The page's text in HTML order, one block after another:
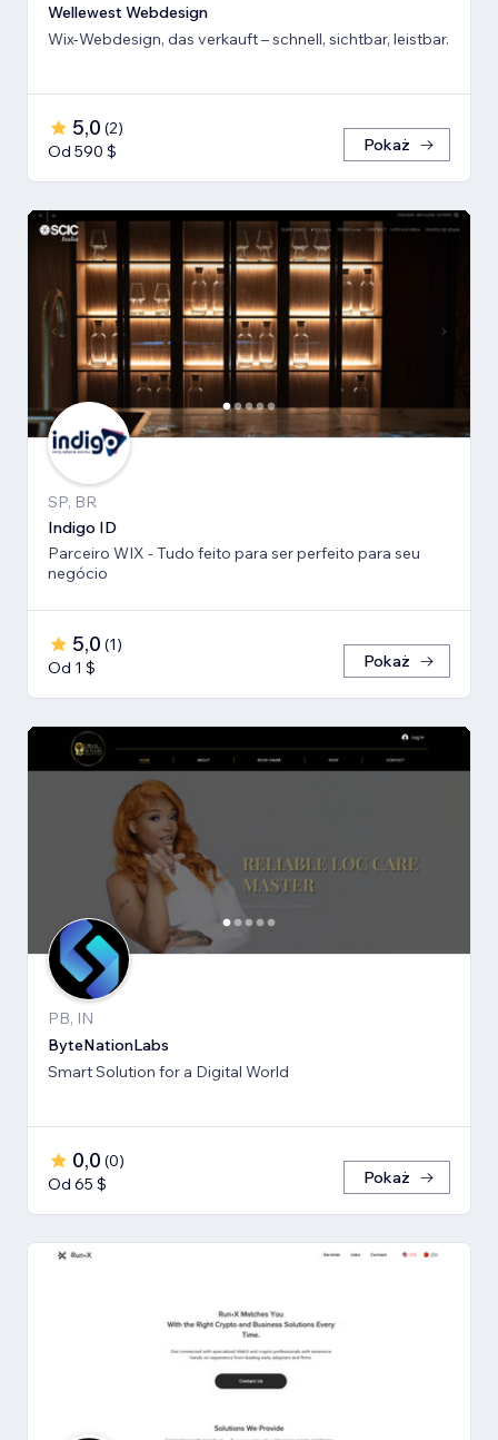
Wellewest Webdesign
Wix-Webdesign, das verkauft – schnell, sichtbar, leistbar.
5,0 (2)
Od 590 $
Pokaż
SP, BR
Indigo ID
Parceiro WIX - Tudo feito para ser perfeito para seu
negócio
5,0 (1)
Od 1 $
Pokaż
PB, IN
ByteNationLabs
Smart Solution for a Digital World
0,0 (0)
Od 65 $
Pokaż